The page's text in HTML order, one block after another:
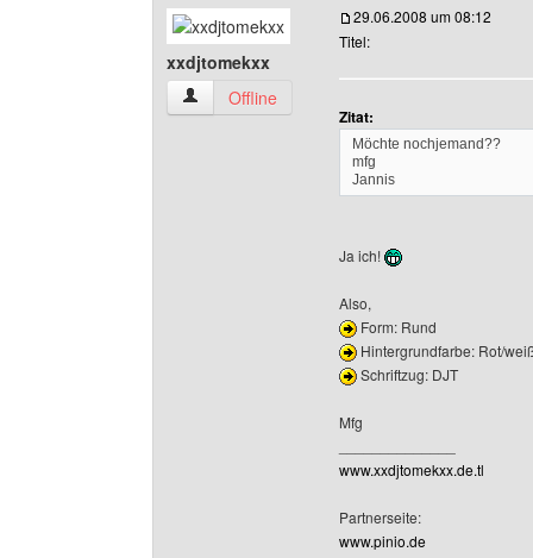
xxdjtomekxx
xxdjtomekxx Benutzer-Profile anzeigen
Offline
29.06.2008 um 08:12
Titel:
Zitat:
Möchte nochjemand??
mfg
Jannis
Ja ich!
Also,
Form: Rund
Hintergrundfarbe: Rot/
Schriftzug: DJT
Mfg
www.xxdjtomekxx.de.tl
Partnerseite:
www.pinio.de